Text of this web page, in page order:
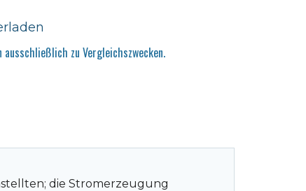
zu Vergleichszwecken.
die Stromerzeugung